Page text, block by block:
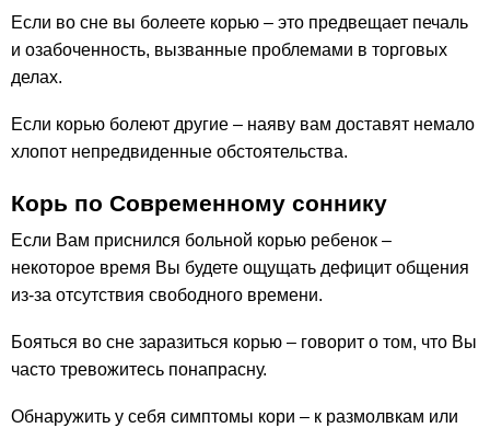
Если во сне вы болеете корью – это предвещает печаль
и озабоченность, вызванные проблемами в торговых
делах.
Если корью болеют другие – наяву вам доставят немало
хлопот непредвиденные обстоятельства.
Корь по Современному соннику
Если Вам приснился больной корью ребенок –
некоторое время Вы будете ощущать дефицит общения
из-за отсутствия свободного времени.
Бояться во сне заразиться корью – говорит о том, что Вы
часто тревожитесь понапрасну.
Обнаружить у себя симптомы кори – к размолвкам или